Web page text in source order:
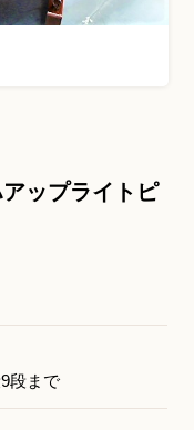
ップライトピ
段まで